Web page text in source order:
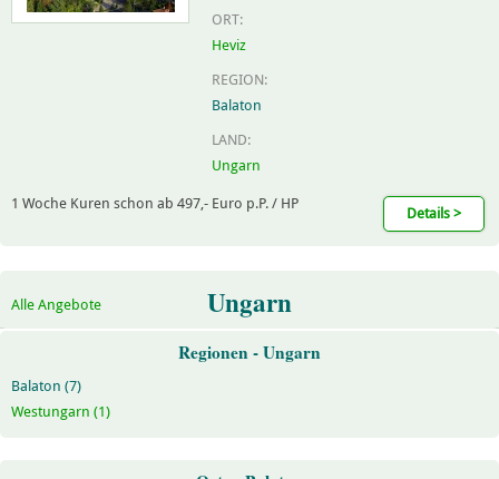
ORT:
Heviz
REGION:
Balaton
LAND:
Ungarn
1 Woche Kuren schon ab 497,- Euro p.P. / HP
Details >
Ungarn
Alle Angebote
Regionen - Ungarn
Balaton (7)
Westungarn (1)